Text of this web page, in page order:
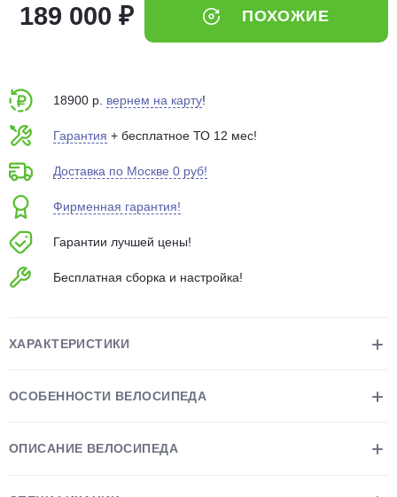
189 000 ₽ ПОХОЖИЕ
18900 р. вернем на карту!
Гарантия + бесплатное ТО 12 мес!
Доставка по Москве 0 руб!
Фирменная гарантия!
Гарантии лучшей цены!
Бесплатная сборка и настройка!
ХАРАКТЕРИСТИКИ
ОСОБЕННОСТИ ВЕЛОСИПЕДА
ОПИСАНИЕ ВЕЛОСИПЕДА
75% будут
Подробнее
Остались вопросы?